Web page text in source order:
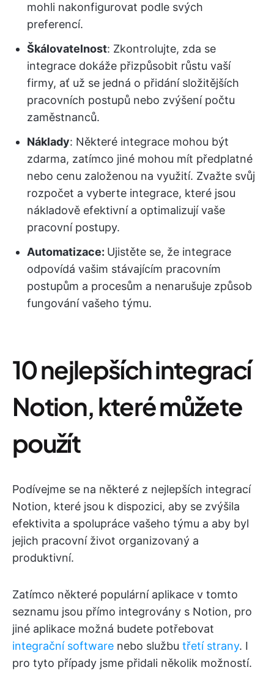
mohli nakonfigurovat podle svých
preferencí.
Škálovatelnost: Zkontrolujte, zda se
integrace dokáže přizpůsobit růstu vaší
firmy, ať už se jedná o přidání složitějších
pracovních postupů nebo zvýšení počtu
zaměstnanců.
Náklady: Některé integrace mohou být
zdarma, zatímco jiné mohou mít předplatné
nebo cenu založenou na využití. Zvažte svůj
rozpočet a vyberte integrace, které jsou
nákladově efektivní a optimalizují vaše
pracovní postupy.
Automatizace: Ujistěte se, že integrace
odpovídá vašim stávajícím pracovním
postupům a procesům a nenarušuje způsob
fungování vašeho týmu.
10 nejlepších integrací
Notion, které můžete
použít
Podívejme se na některé z nejlepších integrací
Notion, které jsou k dispozici, aby se zvýšila
efektivita a spolupráce vašeho týmu a aby byl
jejich pracovní život organizovaný a
produktivní.
Zatímco některé populární aplikace v tomto
seznamu jsou přímo integrovány s Notion, pro
jiné aplikace možná budete potřebovat
integrační software nebo službu třetí strany. I
pro tyto případy jsme přidali několik možností.